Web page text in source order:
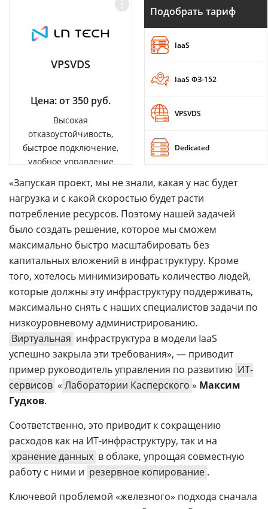
VPSVDS
Цена: от 350 руб.
Высокая
отказоустойчивость,
быстрое подключение,
удобное управление
Подобрать тариф
IaaS
IaaS ФЗ-152
VPSVDS
Dedicated
«Запуская проект, мы не знали, какая у нас будет
нагрузка и с какой скоростью будет расти
потребление ресурсов. Поэтому нашей задачей
было создать решение, которое мы сможем
максимально быстро масштабировать без
капитальных вложений в инфраструктуру. Кроме
того, хотелось минимизировать количество людей,
которые должны эту инфраструктуру поддерживать,
максимально снять с наших специалистов задачи по
низкоуровневому администрированию.
Виртуальная инфраструктура в модели IaaS
успешно закрыла эти требования», — приводит
пример руководитель управления по развитию ИТ-
сервисов « Лаборатории Касперского » Максим
Гудков.
Соответственно, это приводит к сокращению
расходов как на ИТ-инфраструктуру, так и на
хранение данных в облаке, упрощая совместную
работу с ними и резервное копирование .
Ключевой проблемой «железного» подхода сначала